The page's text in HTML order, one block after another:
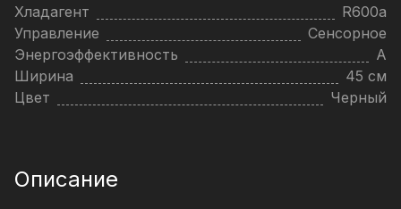
Хладагент
R600a
Управление
Сенсорное
Энергоэффективность
A
Ширина
45 см
Цвет
Черный
Описание